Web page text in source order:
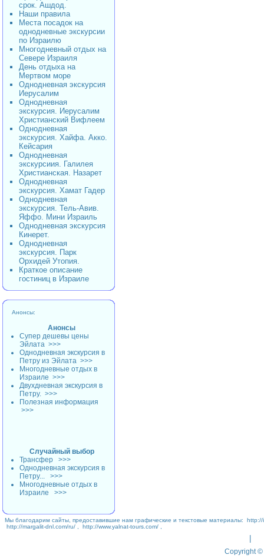
срок. Ашдод.
Наши правила
Места посадок на
однодневные экскурсии
по Израилю
Многодневный отдых на
Севере Израиля
День отдыха на
Мертвом море
Однодневная экскурсия
Иерусалим
Однодневная
экскурсия. Иерусалим
Христианский Вифлеем
Однодневная
экскурсия. Хайфа. Акко.
Кейсария
Однодневная
экскурсиия. Галилея
Христианская. Назарет
Однодневная
экскурсия. Хамат Гадер
Однодневная
экскурсия. Тель-Авив.
Яффо. Мини Израиль
Однодневная экскурсия
Кинерет.
Однодневная
экскурсия. Парк
Орхидей Утопия.
Краткое описание
гостиниц в Израиле
Анонсы:
Анонсы
Супер дешевы цены
Эйлата >>>
Однодневная экскурсия в
Петру из Эйлата >>>
Многодневные отдых в
Израиле >>>
Двухдневная экскурсия в
Петру. >>>
Полезная информация
>>>
Случайный выбор
Трансфер
>>>
Однодневная экскурсия в
Петру...
>>>
Многодневные отдых в
Израиле
>>>
Мы благодарим сайты, предоставившие нам графические и текстовые материалы:
http://
http://margalit-dnl.com/ru/
http://www.yalnat-tours.com/
Copyright ©